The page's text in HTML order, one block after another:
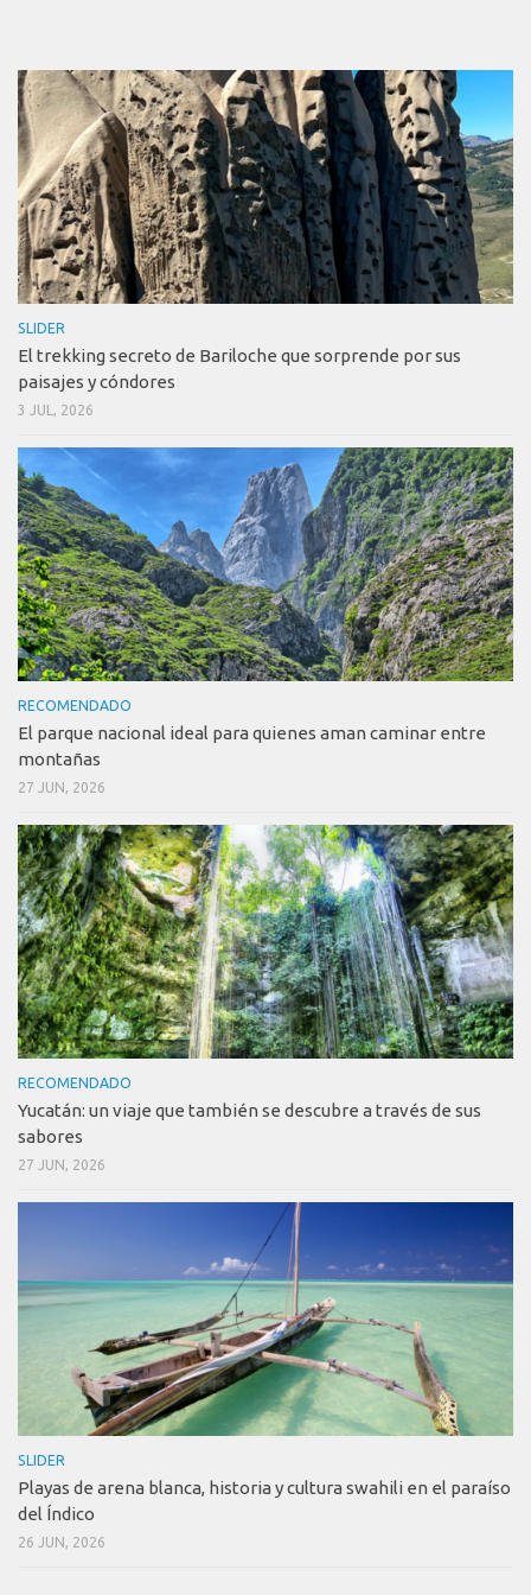
SLIDER
El trekking secreto de Bariloche que sorprende por sus
paisajes y cóndores
3 JUL, 2026
RECOMENDADO
El parque nacional ideal para quienes aman caminar entre
montañas
27 JUN, 2026
RECOMENDADO
Yucatán: un viaje que también se descubre a través de sus
sabores
27 JUN, 2026
SLIDER
Playas de arena blanca, historia y cultura swahili en el paraíso
del Índico
26 JUN, 2026